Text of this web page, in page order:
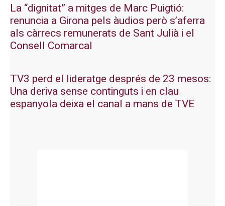
La “dignitat” a mitges de Marc Puigtió:
renuncia a Girona pels àudios però s’aferra
als càrrecs remunerats de Sant Julià i el
Consell Comarcal
TV3 perd el lideratge després de 23 mesos:
Una deriva sense continguts i en clau
espanyola deixa el canal a mans de TVE